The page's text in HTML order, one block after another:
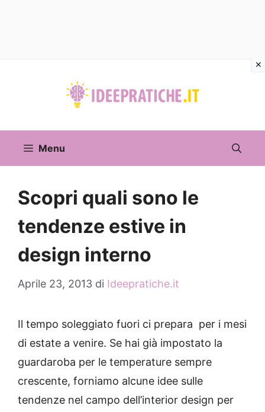
Menu
Scopri quali sono le
tendenze estive in
design interno
Aprile 23, 2013 di Ideepratiche.it
Il tempo soleggiato fuori ci prepara per i mesi
di estate a venire. Se hai già impostato la
guardaroba per le temperature sempre
crescente, forniamo alcune idee sulle
tendenze nel campo dell’interior design per